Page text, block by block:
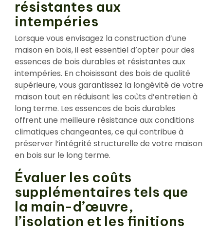
résistantes aux
intempéries
Lorsque vous envisagez la construction d’une
maison en bois, il est essentiel d’opter pour des
essences de bois durables et résistantes aux
intempéries. En choisissant des bois de qualité
supérieure, vous garantissez la longévité de votre
maison tout en réduisant les coûts d’entretien à
long terme. Les essences de bois durables
offrent une meilleure résistance aux conditions
climatiques changeantes, ce qui contribue à
préserver l’intégrité structurelle de votre maison
en bois sur le long terme.
Évaluer les coûts
supplémentaires tels que
la main-d’œuvre,
l’isolation et les finitions